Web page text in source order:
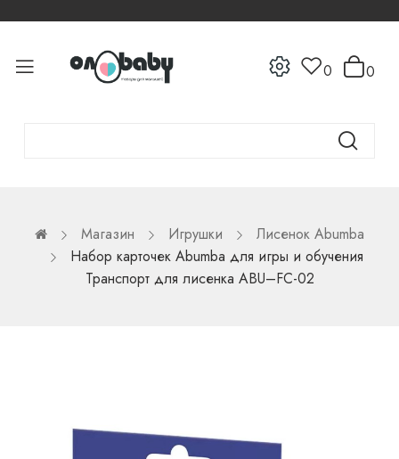
0 0
Магазин Игрушки
Лисенок Abumba
Набор карточек Abumba для игры и обучения
Транспорт для лисенка ABU–FC-02